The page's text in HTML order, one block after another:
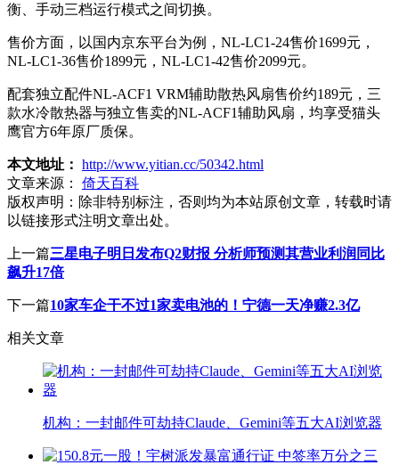
衡、手动三档运行模式之间切换。
售价方面，以国内京东平台为例，NL-LC1-24售价1699元，
NL-LC1-36售价1899元，NL-LC1-42售价2099元。
配套独立配件NL-ACF1 VRM辅助散热风扇售价约189元，三
款水冷散热器与独立售卖的NL-ACF1辅助风扇，均享受猫头
鹰官方6年原厂质保。
本文地址： http://www.yitian.cc/50342.html
文章来源：
倚天百科
版权声明： 除非特别标注，否则均为本站原创文章，转载时请
以链接形式注明文章出处。
上一篇三星电子明日发布Q2财报 分析师预测其营业利润同比
飙升17倍
下一篇10家车企干不过1家卖电池的！宁德一天净赚2.3亿
相关文章
机构：一封邮件可劫持Claude、Gemini等五大AI浏览器